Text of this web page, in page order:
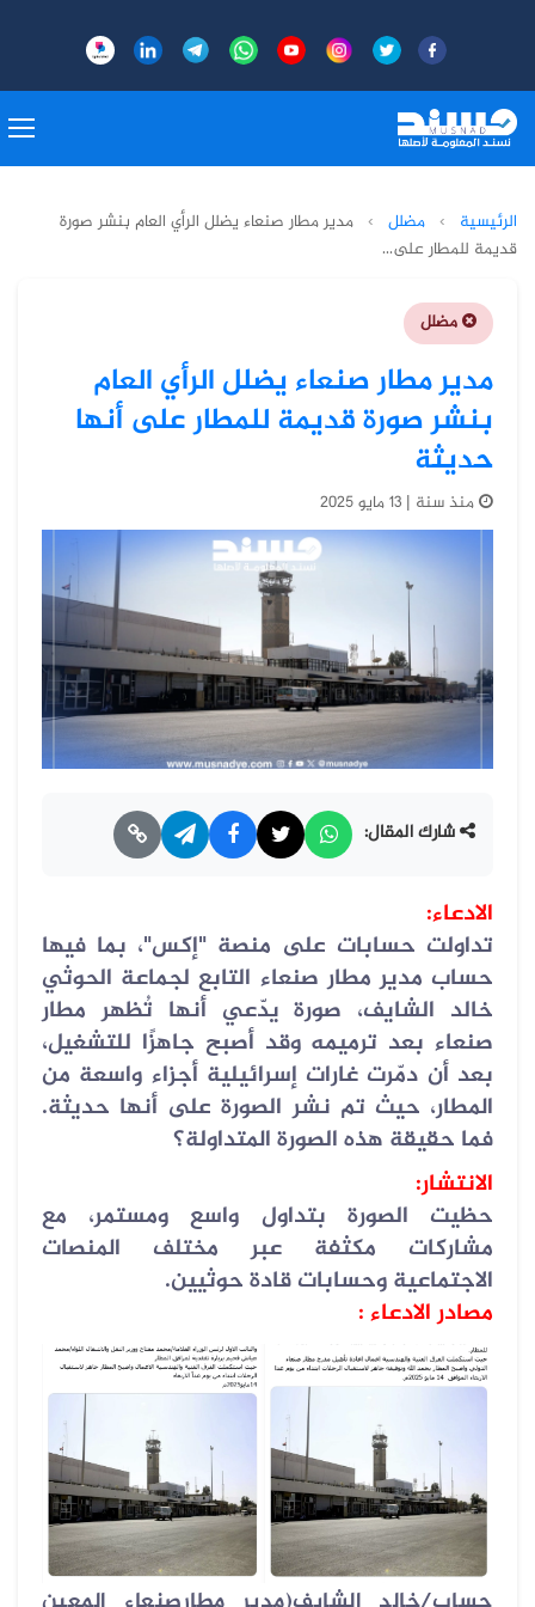
الرئيسية › مضلل › مدير مطار صنعاء يضلل الرأي العام بنشر صورة
قديمة للمطار على...
مضلل
مدير مطار صنعاء يضلل الرأي العام
بنشر صورة قديمة للمطار على أنها
حديثة
منذ سنة | 13 مايو 2025
شارك المقال:
الادعاء:
تداولت حسابات على منصة "إكس"، بما فيها
حساب مدير مطار صنعاء التابع لجماعة الحوثي
خالد الشايف، صورة يدّعي أنها تُظهر مطار
صنعاء بعد ترميمه وقد أصبح جاهزًا للتشغيل،
بعد أن دمّرت غارات إسرائيلية أجزاء واسعة من
المطار، حيث تم نشر الصورة على أنها حديثة.
فما حقيقة هذه الصورة المتداولة؟
الانتشار:
حظيت الصورة بتداول واسع ومستمر، مع
مشاركات مكثفة عبر مختلف المنصات
الاجتماعية وحسابات قادة حوثيين.
مصادر الادعاء :